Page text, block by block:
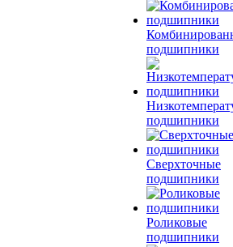
подшипники
подшипники
Сверхточные
подшипники
Роликовые
подшипники